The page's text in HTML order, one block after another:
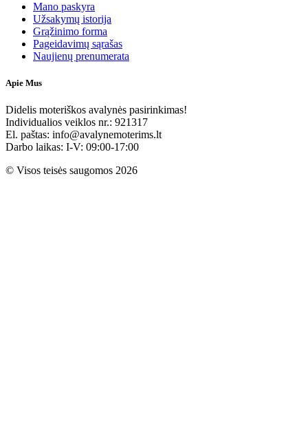
Mano paskyra
Užsakymų istorija
Grąžinimo forma
Pageidavimų sąrašas
Naujienų prenumerata
Apie Mus
Didelis moteriškos avalynės pasirinkimas!
Individualios veiklos nr.: 921317
El. paštas: info@avalynemoterims.lt
Darbo laikas: I-V: 09:00-17:00
© Visos teisės saugomos 2026